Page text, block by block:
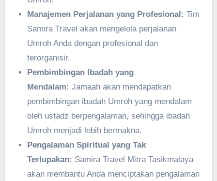
Manajemen Perjalanan yang Profesional: Tim
Samira Travel akan mengelola perjalanan
Umroh Anda dengan profesional dan
terorganisir.
Pembimbingan Ibadah yang
Mendalam: Jamaah akan mendapatkan
pembimbingan ibadah Umroh yang mendalam
oleh ustadz berpengalaman, sehingga ibadah
Umroh menjadi lebih bermakna.
Pengalaman Spiritual yang Tak
Terlupakan: Samira Travel Mitra Tasikmalaya
akan membantu Anda menciptakan pengalaman